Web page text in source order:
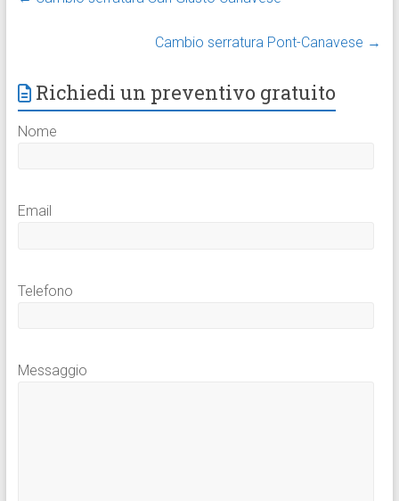
Cambio serratura Pont-Canavese →
Richiedi un preventivo gratuito
Nome
Email
Telefono
Messaggio